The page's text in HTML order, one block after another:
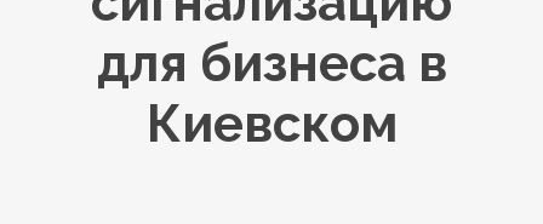
для бизнеса в
Киевском